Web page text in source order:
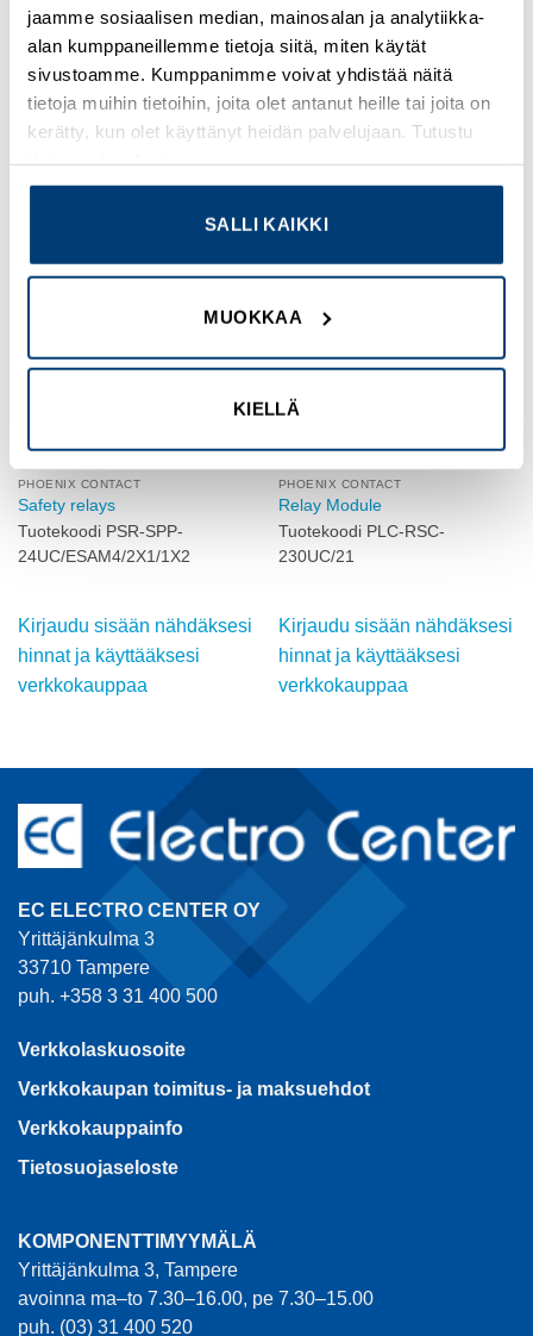
jaamme sosiaalisen median, mainosalan ja analytiikka-
alan kumppaneillemme tietoja siitä, miten käytät
sivustoamme. Kumppanimme voivat yhdistää näitä
tietoja muihin tietoihin, joita olet antanut heille tai joita on
kerätty, kun olet käyttänyt heidän palvelujaan. Tutustu
SALLI KAIKKI
MUOKKAA
KIELLÄ
Osasto:Phoenix Contact
TUTUSTU MYÖS
PHOENIX CONTACT
Safety relays
Tuotekoodi PSR-SPP-
24UC/ESAM4/2X1/1X2
Kirjaudu sisään nähdäksesi
hinnat ja käyttääksesi
verkkokauppaa
PHOENIX CONTACT
Relay Module
Tuotekoodi PLC-RSC-
230UC/21
Kirjaudu sisään nähdäksesi
hinnat ja käyttääksesi
verkkokauppaa
EC ELECTRO CENTER OY
Yrittäjänkulma 3
33710 Tampere
puh. +358 3 31 400 500
Verkkolaskuosoite
Verkkokaupan toimitus- ja maksuehdot
Verkkokauppainfo
Tietosuojaseloste
KOMPONENTTIMYYMÄLÄ
Yrittäjänkulma 3, Tampere
avoinna ma–to 7.30–16.00, pe 7.30–15.00
puh. (03) 31 400 520